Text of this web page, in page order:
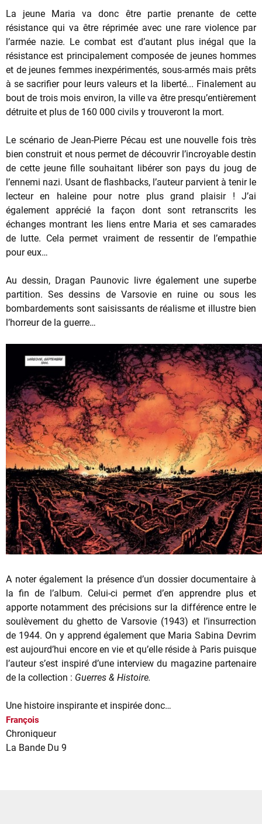
La jeune Maria va donc être partie prenante de cette
résistance qui va être réprimée avec une rare violence par
l’armée nazie. Le combat est d’autant plus inégal que la
résistance est principalement composée de jeunes hommes
et de jeunes femmes inexpérimentés, sous-armés mais prêts
à se sacrifier pour leurs valeurs et la liberté... Finalement au
bout de trois mois environ, la ville va être presqu’entièrement
détruite et plus de 160 000 civils y trouveront la mort.
Le scénario de Jean-Pierre Pécau est une nouvelle fois très
bien construit et nous permet de découvrir l’incroyable destin
de cette jeune fille souhaitant libérer son pays du joug de
l’ennemi nazi. Usant de flashbacks, l’auteur parvient à tenir le
lecteur en haleine pour notre plus grand plaisir ! J’ai
également apprécié la façon dont sont retranscrits les
échanges montrant les liens entre Maria et ses camarades
de lutte. Cela permet vraiment de ressentir de l’empathie
pour eux…
Au dessin, Dragan Paunovic livre également une superbe
partition. Ses dessins de Varsovie en ruine ou sous les
bombardements sont saisissants de réalisme et illustre bien
l’horreur de la guerre…
A noter également la présence d’un dossier documentaire à
la fin de l’album. Celui-ci permet d’en apprendre plus et
apporte notamment des précisions sur la différence entre le
soulèvement du ghetto de Varsovie (1943) et l’insurrection
de 1944. On y apprend également que Maria Sabina Devrim
est aujourd’hui encore en vie et qu’elle réside à Paris puisque
l’auteur s’est inspiré d’une interview du magazine partenaire
de la collection : Guerres & Histoire.
Une histoire inspirante et inspirée donc…
François
Chroniqueur
La Bande Du 9